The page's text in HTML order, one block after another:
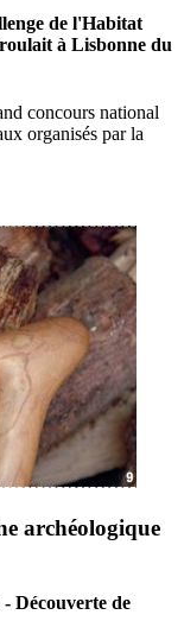
de l'Habitat
à Lisbonne du
concours national
organisés par la
archéologique
Découverte de